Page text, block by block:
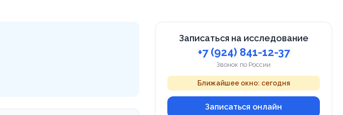
Записаться на исследование
+7 (924) 841-12-37
Звонок по России
Ближайшее окно: сегодня
Записаться онлайн